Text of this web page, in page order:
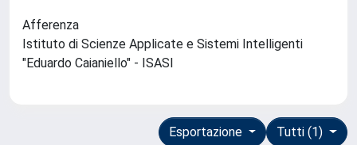
Afferenza
Istituto di Scienze Applicate e Sistemi Intelligenti
"Eduardo Caianiello" - ISASI
Tutti (1)
Esportazione